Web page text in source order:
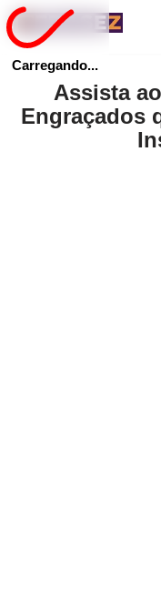
Carregando...
Pular
para
conteúdo
Assista
Engraçados